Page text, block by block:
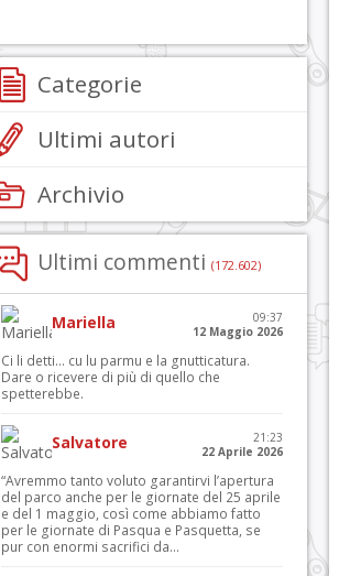
Categorie
Ultimi autori
Archivio
Ultimi commenti (172.602)
Mariella
09:37
12 Maggio 2026
Ci li detti… cu lu parmu e la gnutticatura.
Dare o ricevere di più di quello che
spetterebbe.
Salvatore
21:23
22 Aprile 2026
“Avremmo tanto voluto garantirvi l’apertura
del parco anche per le giornate del 25 aprile
e del 1 maggio, così come abbiamo fatto
per le giornate di Pasqua e Pasquetta, se
pur con enormi sacrifici da...